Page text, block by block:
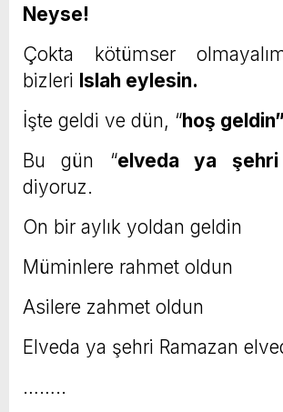
Neyse!
Çokta kötümser
bizleri Islah eylesin.
İşte geldi ve dün, “hoş
Bu gün “elveda ya şehri
diyoruz.
On bir aylık yoldan geldin
Müminlere rahmet oldun
Asilere zahmet oldun
Elveda ya şehri Ramazan
……..